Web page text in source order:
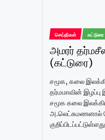
செய்திகள் கட்டுரை
அமரர்
(கட்டுரை)
சமூக, கலை
தர்மமாவின் இழப்பு
சமூக கலை
அ.லெட்சுமணனால்